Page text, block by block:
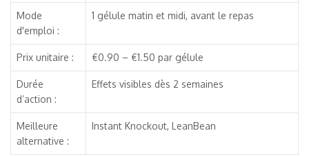
Mode
d'emploi :
1 gélule matin et midi, avant le repas
Prix unitaire : €0.90 – €1.50 par gélule
Durée
d’action :
Effets visibles dès 2 semaines
Meilleure
alternative :
Instant Knockout, LeanBean